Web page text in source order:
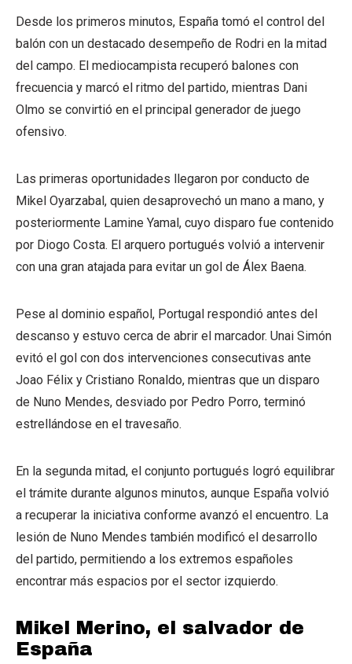
Desde los primeros minutos, España tomó el control del
balón con un destacado desempeño de Rodri en la mitad
del campo. El mediocampista recuperó balones con
frecuencia y marcó el ritmo del partido, mientras Dani
Olmo se convirtió en el principal generador de juego
ofensivo.
Las primeras oportunidades llegaron por conducto de
Mikel Oyarzabal, quien desaprovechó un mano a mano, y
posteriormente Lamine Yamal, cuyo disparo fue contenido
por Diogo Costa. El arquero portugués volvió a intervenir
con una gran atajada para evitar un gol de Álex Baena.
Pese al dominio español, Portugal respondió antes del
descanso y estuvo cerca de abrir el marcador. Unai Simón
evitó el gol con dos intervenciones consecutivas ante
Joao Félix y Cristiano Ronaldo, mientras que un disparo
de Nuno Mendes, desviado por Pedro Porro, terminó
estrellándose en el travesaño.
En la segunda mitad, el conjunto portugués logró equilibrar
el trámite durante algunos minutos, aunque España volvió
a recuperar la iniciativa conforme avanzó el encuentro. La
lesión de Nuno Mendes también modificó el desarrollo
del partido, permitiendo a los extremos españoles
encontrar más espacios por el sector izquierdo.
Mikel Merino, el salvador de
España